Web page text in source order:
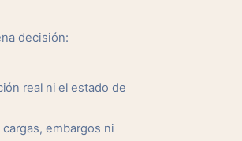
decisión:
real ni el estado de
embargos ni